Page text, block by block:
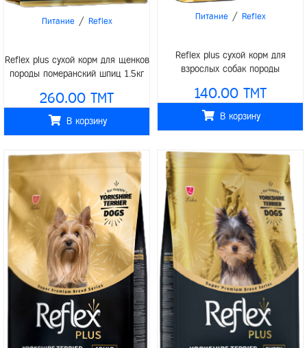
Питание / Reflex
Reflex plus сухой корм для щенков
породы померанский шпиц 1.5кг
260.00 TMT
В корзину
Питание / Reflex
Reflex plus сухой корм для
взрослых собак породы
140.00 TMT
В корзину